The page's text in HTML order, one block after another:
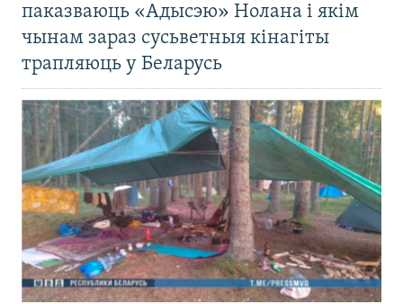
паказваюць «Адысэю» Нолана і якім
чынам зараз сусьветныя кінагіты
трапляюць у Беларусь